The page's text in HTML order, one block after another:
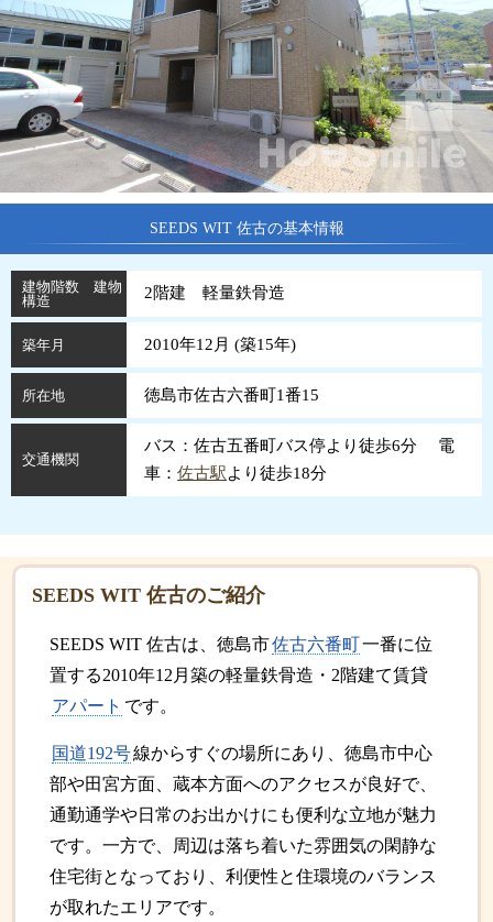
SEEDS WIT 佐古の基本情報
建物階数 建物
構造
2階建 軽量鉄骨造
築年月 2010年12月 (築15年)
所在地 徳島市佐古六番町1番15
交通機関
バス：佐古五番町バス停より徒歩6分 電
車： 佐古駅より徒歩18分
SEEDS WIT 佐古のご紹介
SEEDS WIT 佐古は、徳島市佐古六番町一番に位
置する2010年12月築の軽量鉄骨造・2階建て賃貸
アパート です。
国道192号線からすぐの場所にあり、徳島市中心
部や田宮方面、蔵本方面へのアクセスが良好で、
通勤通学や日常のお出かけにも便利な立地が魅力
です。一方で、周辺は落ち着いた雰囲気の閑静な
住宅街となっており、利便性と住環境のバランス
が取れたエリアです。